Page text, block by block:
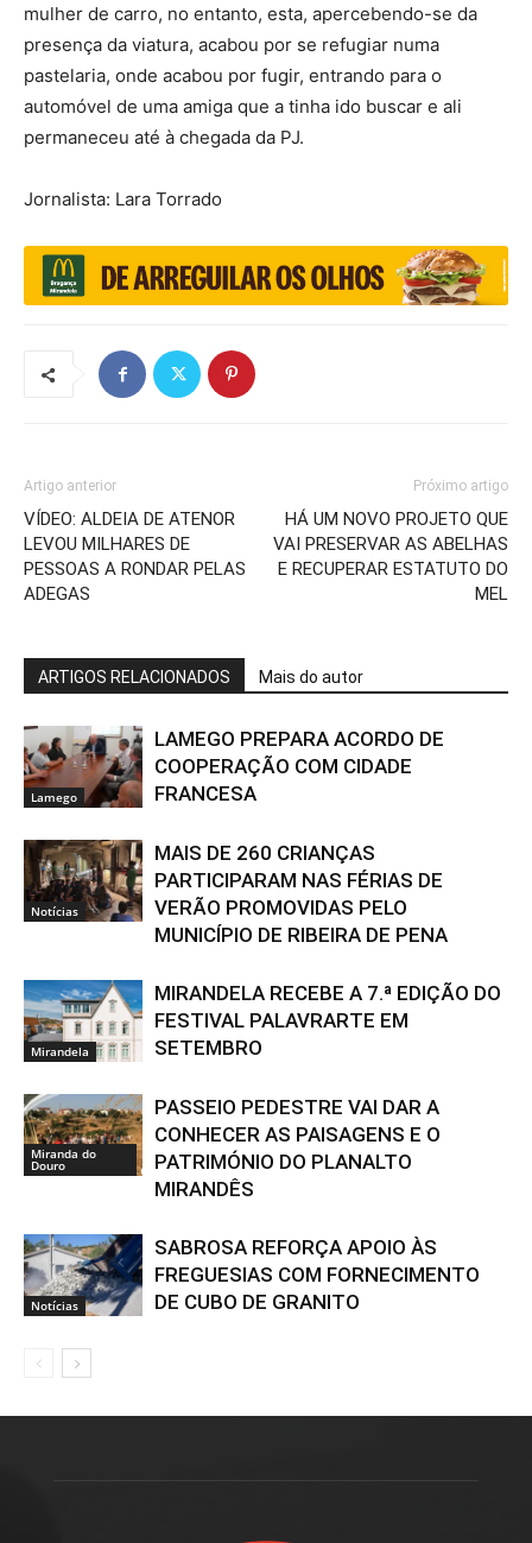
mulher de carro, no entanto, esta, apercebendo-se da
presença da viatura, acabou por se refugiar numa
pastelaria, onde acabou por fugir, entrando para o
automóvel de uma amiga que a tinha ido buscar e ali
permaneceu até à chegada da PJ.
Jornalista: Lara Torrado
Artigo anterior
VÍDEO: ALDEIA DE ATENOR
LEVOU MILHARES DE
PESSOAS A RONDAR PELAS
ADEGAS
Próximo artigo
HÁ UM NOVO PROJETO QUE
VAI PRESERVAR AS ABELHAS
E RECUPERAR ESTATUTO DO
MEL
ARTIGOS RELACIONADOS Mais do autor
Lamego
LAMEGO PREPARA ACORDO DE
COOPERAÇÃO COM CIDADE
FRANCESA
Notícias
MAIS DE 260 CRIANÇAS
PARTICIPARAM NAS FÉRIAS DE
VERÃO PROMOVIDAS PELO
MUNICÍPIO DE RIBEIRA DE PENA
Mirandela
MIRANDELA RECEBE A 7.ª EDIÇÃO DO
FESTIVAL PALAVRARTE EM
SETEMBRO
Miranda do
Douro
PASSEIO PEDESTRE VAI DAR A
CONHECER AS PAISAGENS E O
PATRIMÓNIO DO PLANALTO
MIRANDÊS
Notícias
SABROSA REFORÇA APOIO ÀS
FREGUESIAS COM FORNECIMENTO
DE CUBO DE GRANITO